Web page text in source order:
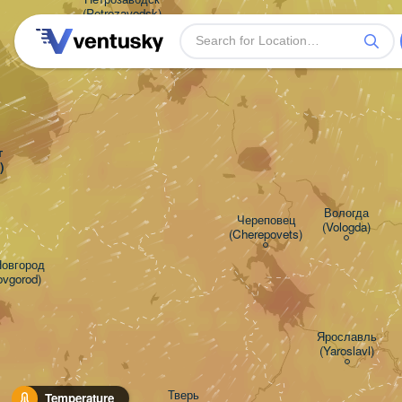
Temperature
(Petrozavodsk)
Ярославль
(Yaroslavl)
Череповец
(Cherepovets)
Тверь
Вологда
(Vologda)